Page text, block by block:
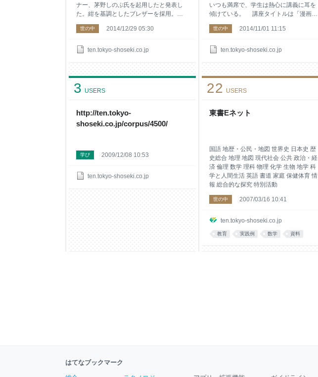
ten.tokyo-shoseki.co.jp
ナー、茅野しのぶ氏を起用したと発表し
た。紺を基調としたブレザーを採用。伸
縮性のある生地を使い、着やすさを重視
した。 同校の開校や授業に協力するた
復興応援団」のメンバー、作詞家の秋元
も公表した。福島の大地をイメージした
赤いアンダーラインの上に、「未来」の
文字をデザイン。「福島に未来を築く」
団」のメンバーで、トヨタやソフトバン
クなどの広告に携わったクリエーティブ
ディレクター、佐々木宏氏が手掛けた。
き
世の中 2014/12/29 05:30
ten.tokyo-shoseki.co.jp
いつも満席で、学生は熱心に講義に耳を
傾けている。 講座タイトルは「漫画か
ら日本を見る」。日本外交を専門とする
蔡増家教授（４５）が「日本に対する関
２００８年に開講した。中国語に翻訳さ
０人に対して６００人以上の申し込みが
あった。 自身も日本漫画のファンであ
る蔡教授は「漫画を通してその社会を学
だ」と語る。例えば、教材に使用する
は存在しない」と指摘する。また「ナニ
ワ金融道
世の中 2014/11/01 11:15
http://ten.tokyo-
shoseki.co.jp/corpus/4500/
3 USERS
ten.tokyo-shoseki.co.jp
学び 2009/12/08 10:53
東書Eネット
22 USERS
ten.tokyo-shoseki.co.jp
国語 地歴・公民・地図 世界史 日本史 歴
史総合 地理 地図 現代社会 公共 政治・経
済 倫理 数学 理科 物理 化学 生物 地学 科
学と人間生活 英語 書道 家庭 保健体育 情
報 総合的な探究 特別活動
世の中 2007/03/16 10:41
教育 実践例 数学 資料
はてなブックマーク